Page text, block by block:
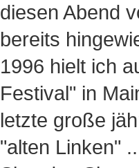
diesen Abend
bereits
1996 hielt ich
Festival" in
letzte große
"alten Linken"